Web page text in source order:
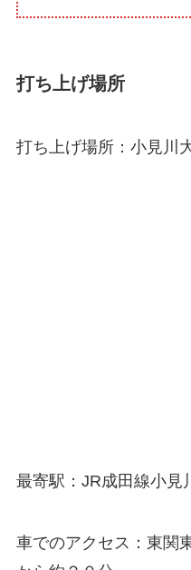
打ち上げ場所
打ち上げ場所：小見川
最寄駅：JR成田線小見
車でのアクセス：東関